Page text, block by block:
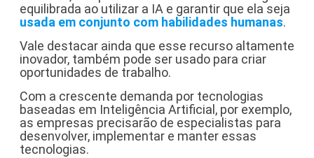
equilibrada ao utilizar a IA e garantir que ela seja
usada em conjunto com habilidades humanas.
Vale destacar ainda que esse recurso altamente
inovador, também pode ser usado para criar
oportunidades de trabalho.
Com a crescente demanda por tecnologias
baseadas em Inteligência Artificial, por exemplo,
as empresas precisarão de especialistas para
desenvolver, implementar e manter essas
tecnologias.